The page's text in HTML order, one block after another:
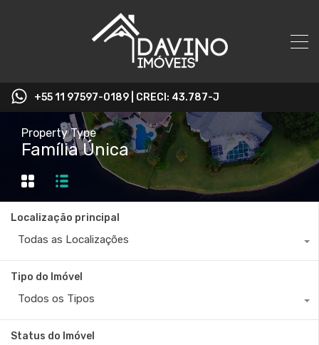
+55 11 97597-0189 | CRECI: 43.787-J
Property Type
Família Única
Localização principal
Todas as Localizações
Tipo do Imóvel
Todos os Tipos
Status do Imóvel